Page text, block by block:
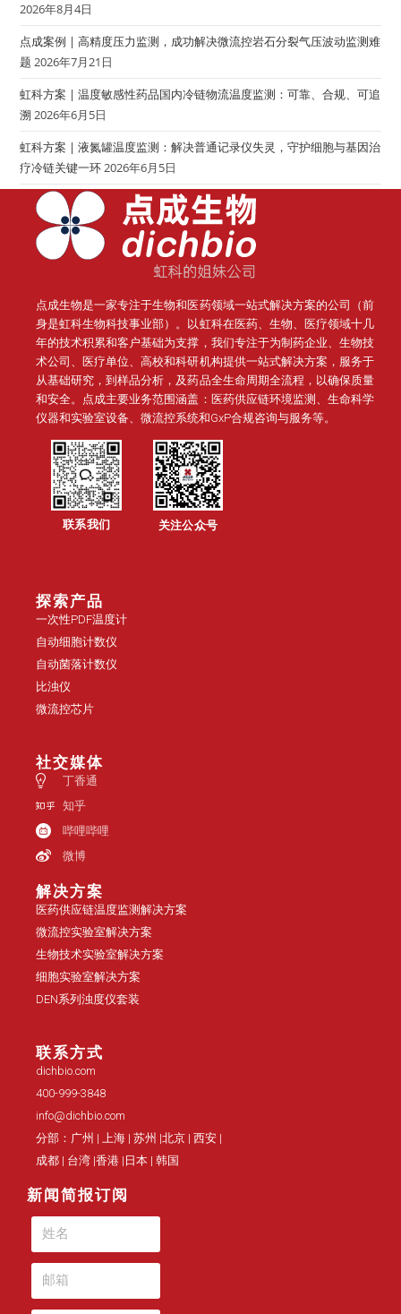
2026年8月4日
点成案例 | 高精度压力监测，成功解决微流控岩石分裂气压波动监测难
题 2026年7月21日
虹科方案 | 温度敏感性药品国内冷链物流温度监测：可靠、合规、可追
溯 2026年6月5日
虹科方案 | 液氮罐温度监测：解决普通记录仪失灵，守护细胞与基因治
疗冷链关键一环2026年6月5日
点成生物是一家专注于生物和医药领域一站式解决方案的公司（前
身是虹科生物科技事业部）。
以虹科在医药、生物、医疗领域十几
年的技术积累和客户基础为支撑，我们专注于为制药企业、生物技
术公司、医疗单位、高校和科研机构提供一站式解决方案，服务于
从基础研究，到样品分析，及药品全生命周期全流程，以确保质量
和安全。点成主要业务范围涵盖：医药供应链环境监测、生命科学
仪器和实验室设备、微流控系统和GxP合规咨询与服务等。
联系我们 关注公众号
探索产品
一次性PDF温度计
自动细胞计数仪
自动菌落计数仪
比浊仪
微流控芯片
社交媒体
丁香通
知乎
哔哩哔哩
微博
解决方案
医药供应链温度监测解决方案
微流控实验室解决方案
生物技术实验室解决方案
细胞实验室解决方案
DEN系列浊度仪套装
联系方式
dichbio.com
400-999-3848
info@dichbio.com
分部：广州 | 上海 | 苏州 |北京 | 西安 |
成都 | 台湾 |香港 |日本 | 韩国
新闻简报订阅